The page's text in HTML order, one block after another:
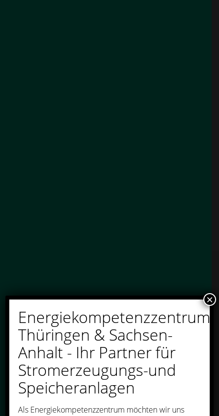
Energiekompetenzzentrum
Thüringen & Sachsen-
Anhalt - Ihr Partner für
Stromerzeugungs-und
Speicheranlagen
Als Energiekompetenzzentrum möchten wir uns
×